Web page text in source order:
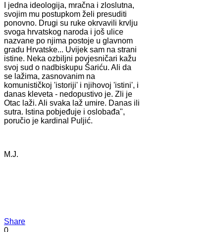
I jedna ideologija, mračna i zloslutna,
svojim mu postupkom želi presuditi
ponovno. Drugi su ruke okrvavili krvlju
svoga hrvatskog naroda i još ulice
nazvane po njima postoje u glavnom
gradu Hrvatske... Uvijek sam na strani
istine. Neka ozbiljni povjesničari kažu
svoj sud o nadbiskupu Šariću. Ali da
se lažima, zasnovanim na
komunističkoj 'istoriji' i njihovoj 'istini', i
danas kleveta - nedopustivo je. Zli je
Otac laži. Ali svaka laž umire. Danas ili
sutra. Istina pobjeđuje i oslobađa",
poručio je kardinal Puljić.
M.J.
Share
0